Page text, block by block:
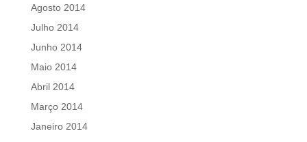
Agosto 2014
Julho 2014
Junho 2014
Maio 2014
Abril 2014
Março 2014
Janeiro 2014